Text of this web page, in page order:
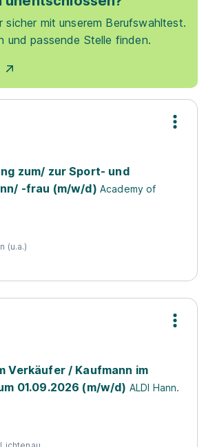
sicher mit unserem Berufswahltest.
und passende Stelle finden.
zum/ zur Sport- und
-frau (m/w/d) Academy of
(u.a.)
Verkäufer / Kaufmann im
01.09.2026 (m/w/d) ALDI Hann.